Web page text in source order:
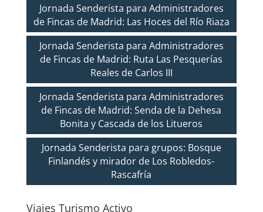
Jornada Senderista para Administradores
de Fincas de Madrid: Las Hoces del Río Riaza
Jornada Senderista para Administradores
de Fincas de Madrid: Ruta Las Pesquerías
Reales de Carlos III
Jornada Senderista para Administradores
de Fincas de Madrid: Senda de la Dehesa
Bonita y Cascada de los Litueros
Jornada Senderista para grupos: Bosque
Finlandés y mirador de Los Robledos-
Rascafría
Viajes Turismo Activo